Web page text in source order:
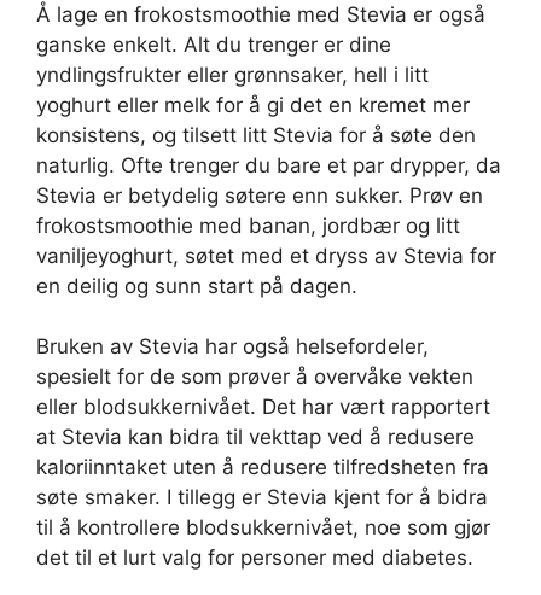
Å lage en frokostsmoothie med Stevia er også
ganske enkelt. Alt du trenger er dine
yndlingsfrukter eller grønnsaker, hell i litt
yoghurt eller melk for å gi det en kremet mer
konsistens, og tilsett litt Stevia for å søte den
naturlig. Ofte trenger du bare et par drypper, da
Stevia er betydelig søtere enn sukker. Prøv en
frokostsmoothie med banan, jordbær og litt
vaniljeyoghurt, søtet med et dryss av Stevia for
en deilig og sunn start på dagen.
Bruken av Stevia har også helsefordeler,
spesielt for de som prøver å overvåke vekten
eller blodsukkernivået. Det har vært rapportert
at Stevia kan bidra til vekttap ved å redusere
kaloriinntaket uten å redusere tilfredsheten fra
søte smaker. I tillegg er Stevia kjent for å bidra
til å kontrollere blodsukkernivået, noe som gjør
det til et lurt valg for personer med diabetes.